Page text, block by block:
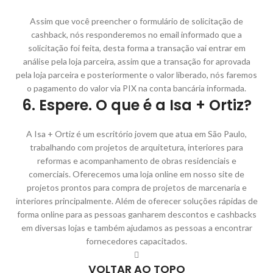
Assim que você preencher o formulário de solicitação de
cashback, nós responderemos no email informado que a
solicitação foi feita, desta forma a transação vai entrar em
análise pela loja parceira, assim que a transação for aprovada
pela loja parceira e posteriormente o valor liberado, nós faremos
o pagamento do valor via PIX na conta bancária informada.
6. Espere. O que é a Isa + Ortiz?
A Isa + Ortiz é um escritório jovem que atua em São Paulo,
trabalhando com projetos de arquitetura, interiores para
reformas e acompanhamento de obras residenciais e
comerciais. Oferecemos uma loja online em nosso site de
projetos prontos para compra de projetos de marcenaria e
interiores principalmente. Além de oferecer soluções rápidas de
forma online para as pessoas ganharem descontos e cashbacks
em diversas lojas e também ajudamos as pessoas a encontrar
fornecedores capacitados.
VOLTAR AO TOPO